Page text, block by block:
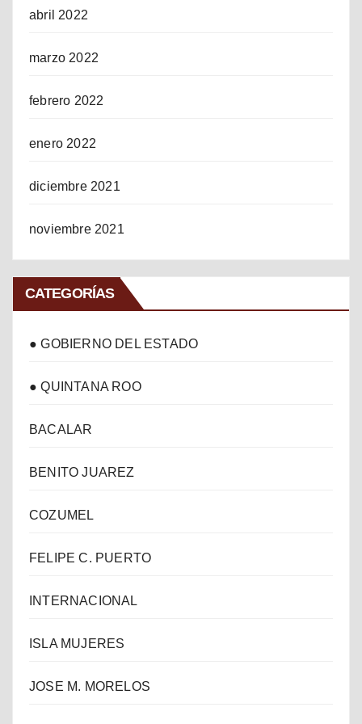
abril 2022
marzo 2022
febrero 2022
enero 2022
diciembre 2021
noviembre 2021
CATEGORÍAS
● GOBIERNO DEL ESTADO
● QUINTANA ROO
BACALAR
BENITO JUAREZ
COZUMEL
FELIPE C. PUERTO
INTERNACIONAL
ISLA MUJERES
JOSE M. MORELOS